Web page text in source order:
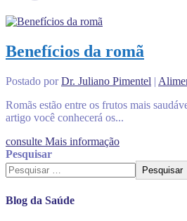
Benefícios da romã
Postado porDr. Juliano Pimentel |
Romãs estão entre os frutos mais
artigo você conhecerá os...
consulte Mais informação
Pesquisar
Pesquisar
Blog da Saúde